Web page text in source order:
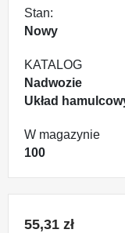
Stan:
Nowy
KATALOG
Nadwozie
Układ
W magazynie
100
55,31 zł